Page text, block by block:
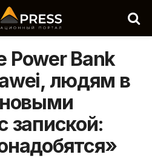
Power Bank
людям в
запиской: